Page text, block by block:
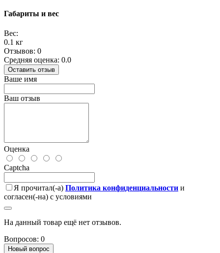
Габариты и вес
Вес:
0.1 кг
Отзывов: 0
Средняя оценка: 0.0
Оставить отзыв
Ваше имя
Ваш отзыв
Оценка
Captcha
Я прочитал(-а) Политика конфиденциальности и
согласен(-на) с условиями
На данный товар ещё нет отзывов.
Вопросов: 0
Новый вопрос